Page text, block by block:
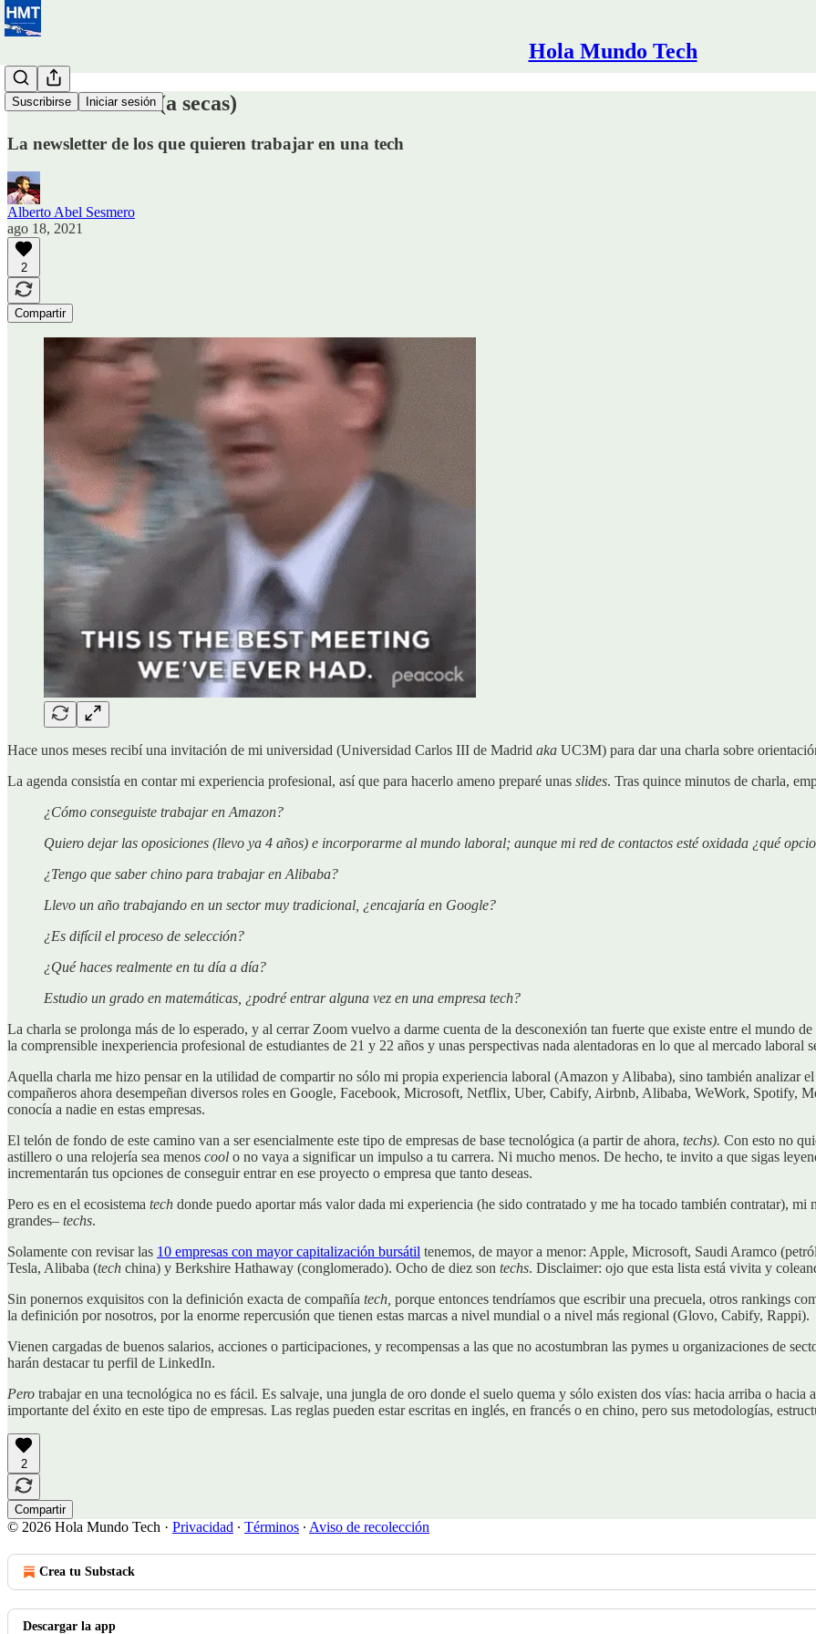
Hola Mundo Tech
Suscribirse Iniciar sesión
#0 Hola Mundo (a secas)
La newsletter de los que quieren trabajar en una tech
Alberto Abel Sesmero
ago 18, 2021
2
Compartir
Hace unos meses recibí una invitación de mi universidad (Universidad Carlos III de Madrid aka UC3M) para dar una charla sobre
La agenda consistía en contar mi experiencia profesional, así que para hacerlo ameno preparé unas slides. Tras quince minutos de charla,
¿Cómo conseguiste trabajar en Amazon?
Quiero dejar las oposiciones (llevo ya 4 años) e incorporarme al mundo laboral; aunque mi red de contactos esté oxidada ¿qué
¿Tengo que saber chino para trabajar en Alibaba?
Llevo un año trabajando en un sector muy tradicional, ¿encajaría en Google?
¿Es difícil el proceso de selección?
¿Qué haces realmente en tu día a día?
Estudio un grado en matemáticas, ¿podré entrar alguna vez en una empresa tech?
La charla se prolonga más de lo esperado, y al cerrar Zoom vuelvo a darme cuenta de la desconexión tan fuerte que existe entre el mundo
la comprensible inexperiencia profesional de estudiantes de 21 y 22 años y unas perspectivas nada alentadoras en lo que al mercado
Aquella charla me hizo pensar en la utilidad de compartir no sólo mi propia experiencia laboral (Amazon y Alibaba), sino también analizar
compañeros ahora desempeñan diversos roles en Google, Facebook, Microsoft, Netflix, Uber, Cabify, Airbnb, Alibaba, WeWork, Spotify,
conocía a nadie en estas empresas.
El telón de fondo de este camino van a ser esencialmente este tipo de empresas de base tecnológica (a partir de ahora, techs). Con esto no
astillero o una relojería sea menos cool o no vaya a significar un impulso a tu carrera. Ni mucho menos. De hecho, te invito a que sigas
incrementarán tus opciones de conseguir entrar en ese proyecto o empresa que tanto deseas.
Pero es en el ecosistema tech donde puedo aportar más valor dada mi experiencia (he sido contratado y me ha tocado también contratar),
grandes– techs.
Solamente con revisar las 10 empresas con mayor capitalización bursátil tenemos, de mayor a menor: Apple, Microsoft, Saudi Aramco
Tesla, Alibaba (tech china) y Berkshire Hathaway (conglomerado). Ocho de diez son techs. Disclaimer: ojo que esta lista está vivita y
Sin ponernos exquisitos con la definición exacta de compañía tech, porque entonces tendríamos que escribir una precuela, otros rankings
la definición por nosotros, por la enorme repercusión que tienen estas marcas a nivel mundial o a nivel más regional (Glovo, Cabify, Rappi).
Vienen cargadas de buenos salarios, acciones o participaciones, y recompensas a las que no acostumbran las pymes u organizaciones de
harán destacar tu perfil de LinkedIn.
Pero trabajar en una tecnológica no es fácil. Es salvaje, una jungla de oro donde el suelo quema y sólo existen dos vías: hacia arriba o
importante del éxito en este tipo de empresas. Las reglas pueden estar escritas en inglés, en francés o en chino, pero sus metodologías,
2
Compartir
© 2026 Hola Mundo Tech · Privacidad ∙ Términos ∙ Aviso de recolección
Crea tu Substack
Descargar la app